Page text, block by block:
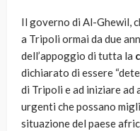
Il governo di Al-Ghewil,
a Tripoli ormai da due
dell’appoggio di tutta la
dichiarato di essere
di Tripoli e ad iniziare ad
urgenti che possano
situazione del paese